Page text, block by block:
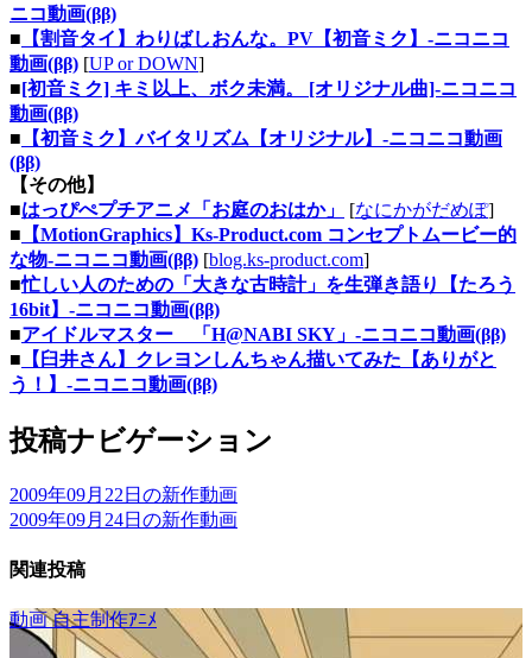
ニコ動画(ββ)
■ 【割音タイ】わりばしおんな。PV【初音ミク】‐ニコニコ
動画(ββ) [UP or DOWN]
■[初音ミク] キミ以上、ボク未満。 [オリジナル曲]‐ニコニコ
動画(ββ)
■ 【初音ミク】バイタリズム【オリジナル】‐ニコニコ動画
(ββ)
【その他】
■はっぴぺプチアニメ「お庭のおはか」 [なにかがだめぽ]
■ 【MotionGraphics】Ks-Product.com コンセプトムービー的
な物‐ニコニコ動画(ββ) [blog.ks-product.com]
■忙しい人のための「大きな古時計」を生弾き語り【たろう
16bit】‐ニコニコ動画(ββ)
■アイドルマスター 「H@NABI SKY」‐ニコニコ動画(ββ)
■ 【臼井さん】クレヨンしんちゃん描いてみた【ありがと
う！】‐ニコニコ動画(ββ)
投稿ナビゲーション
2009年09月22日の新作動画
2009年09月24日の新作動画
関連投稿
動画自主制作ｱﾆﾒ